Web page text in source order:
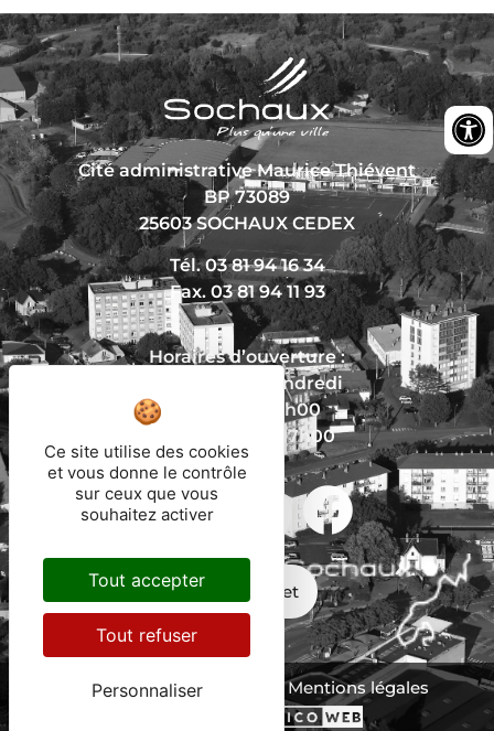
Cité administrative Maurice Thiévent
BP 73089
25603 SOCHAUX CEDEX
Tél. 03 81 94 16 34
Fax. 03 81 94 11 93
Horaires d’ouverture :
Du lundi au vendredi
De 8h30 à 12h00
Et de 13h30 à 17h00
Nous écrire
Mon trajet
Protection des données
Mentions légales
Ce site utilise des cookies
et vous donne le contrôle
sur ceux que vous
souhaitez activer
Tout accepter
Tout refuser
Personnaliser